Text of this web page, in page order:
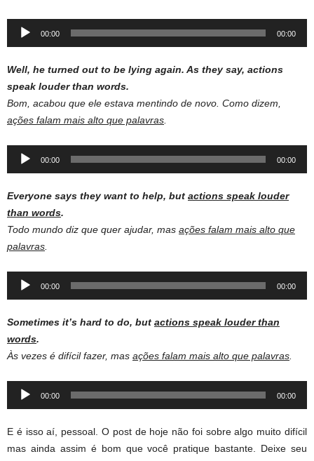
Audio
00:00 00:00
Well, he turned out to be lying again. As they say, actions
speak louder than words.
Bom, acabou que ele estava mentindo de novo. Como dizem,
ações falam mais alto que palavras
Audio
00:00 00:00
Everyone says they want to help, but actions speak louder
than words.
Todo mundo diz que quer ajudar, mas ações falam mais alto que
palavras
Audio
00:00 00:00
Sometimes it’s hard to do, but actions speak louder than
words.
Às vezes é difícil fazer, mas ações falam mais alto que palavras
Audio
00:00 00:00
E é isso aí, pessoal. O post de hoje não foi sobre algo muito difícil
mas ainda assim é bom que você pratique bastante. Deixe seu